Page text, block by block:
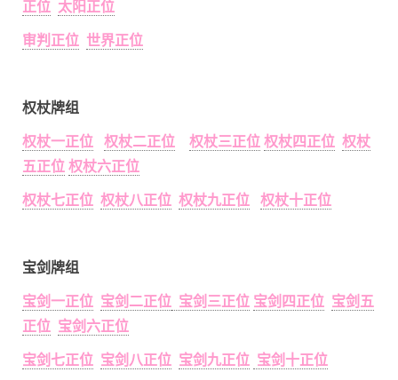
正位 太阳正位
审判正位 世界正位
权杖牌组
权杖一正位
权杖二正位 权杖三正位 权杖四正位 权杖
五正位 权杖六正位
权杖七正位 权杖八正位 权杖九正位 权杖十正位
宝剑牌组
宝剑一正位 宝剑二正位 宝剑三正位 宝剑四正位 宝剑五
正位 宝剑六正位
宝剑七正位 宝剑八正位 宝剑九正位 宝剑十正位